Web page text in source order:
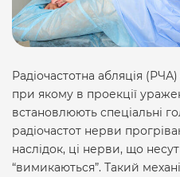
Радіочастотна абляція
при якому в проекції
встановлюють спеціальні
радіочастот нерви
наслідок, ці нерви, що
“вимикаються”. Такий